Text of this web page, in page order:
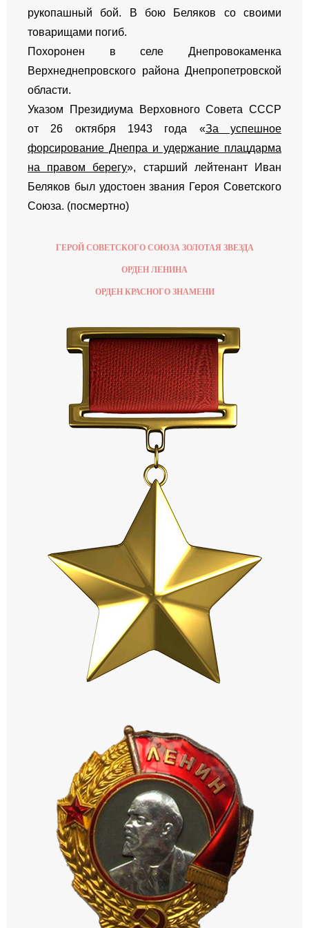
рукопашный бой. В бою Беляков со своими
товарищами погиб.
Похоронен в селе Днепровокаменка
Верхнеднепровского района Днепропетровской
области.
Указом Президиума Верховного Совета СССР
от 26 октября 1943 года «За успешное
форсирование Днепра и удержание плацдарма
на правом берегу», старший лейтенант Иван
Беляков был удостоен звания Героя Советского
Союза. (посмертно)
ГЕРОЙ СОВЕТСКОГО СОЮЗА ЗОЛОТАЯ ЗВЕЗДА
ОРДЕН ЛЕНИНА
ОРДЕН КРАСНОГО ЗНАМЕНИ